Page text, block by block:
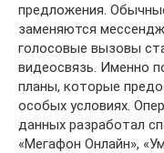
предложения.
заменяются
голосовые вызовы
видеосвязь. Именно
планы, которые
особых условиях.
данных разработал
«Мегафон Онлайн»,